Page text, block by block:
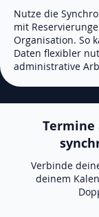
Nutze die
mit
Organisation. So
Daten flexibler
administrative
Verbinde
deinem